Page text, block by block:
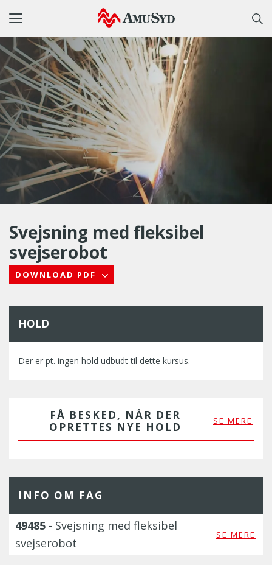
Toggle
Svejsning med fleksibel
svejserobot
DOWNLOAD PDF
HOLD
Der er pt. ingen hold udbudt til dette kursus.
FÅ BESKED, NÅR DER
OPRETTES NYE HOLD
SE MERE
INFO OM FAG
49485 - Svejsning med fleksibel
svejserobot
SE MERE